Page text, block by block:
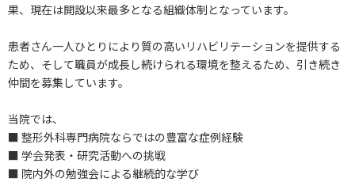
果、現在は開設以来最多となる組織体制となっています。
患者さん一人ひとりにより質の高いリハビリテーションを提供する
ため、そして職員が成長し続けられる環境を整えるため、引き続き
仲間を募集しています。
当院では、
■ 整形外科専門病院ならではの豊富な症例経験
■ 学会発表・研究活動への挑戦
■ 院内外の勉強会による継続的な学び